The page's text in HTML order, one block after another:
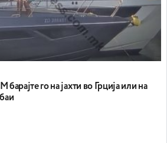
го на јахти во Грција или на